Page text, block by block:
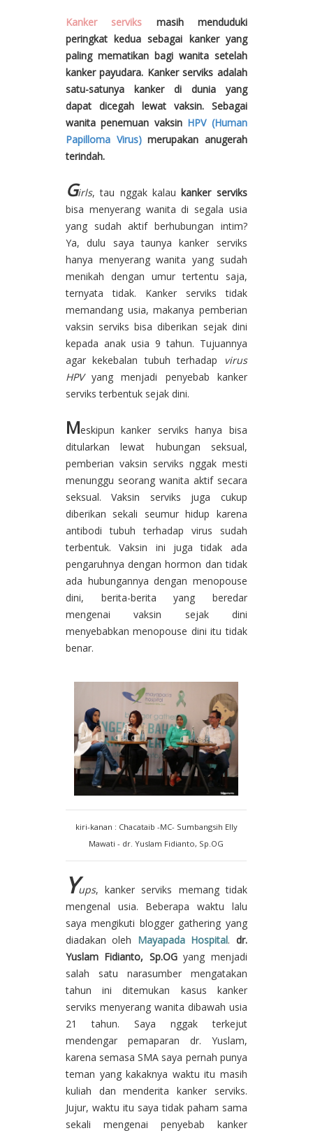
Kanker serviks masih menduduki
peringkat kedua sebagai kanker yang
paling mematikan bagi wanita setelah
kanker payudara. Kanker serviks adalah
satu-satunya kanker di dunia yang
dapat dicegah lewat vaksin. Sebagai
wanita penemuan vaksin HPV (Human
Papilloma Virus)merupakan anugerah
terindah.
Girls, tau nggak kalaukanker serviks
bisa menyerang wanita di segala usia
yang sudah aktif berhubungan intim?
Ya, dulu saya taunya kanker serviks
hanya menyerang wanita yang sudah
menikah dengan umur tertentu saja,
ternyata tidak. Kanker serviks tidak
memandang usia, makanya pemberian
vaksin serviks bisa diberikan sejak dini
kepada anak usia 9 tahun. Tujuannya
agar kekebalan tubuh terhadap
virus
HPVyang menjadi penyebab kanker
serviks terbentuk sejak dini.
Meskipun kanker serviks hanya bisa
ditularkan lewat hubungan seksual,
pemberian vaksin serviks nggak mesti
menunggu seorang wanita aktif secara
seksual. Vaksin serviks juga cukup
diberikan sekali seumur hidup karena
antibodi tubuh terhadap virus sudah
terbentuk. Vaksin ini juga tidak ada
pengaruhnya dengan hormon dan tidak
ada hubungannya dengan menopouse
dini, berita-berita yang beredar
mengenai vaksin sejak dini
menyebabkan menopouse dini itu tidak
benar.
kiri-kanan : Chacataib -MC- Sumbangsih Elly
Mawati - dr. Yuslam Fidianto, Sp.OG
Yups, kanker serviks memang tidak
mengenal usia. Beberapa waktu lalu
saya mengikuti blogger gathering yang
diadakan oleh Mayapada Hospital. dr.
Yuslam Fidianto, Sp.OGyang menjadi
salah satu narasumber mengatakan
tahun ini ditemukan kasus kanker
serviks menyerang wanita dibawah usia
21 tahun. Saya nggak terkejut
mendengar pemaparan dr. Yuslam,
karena semasa SMA saya pernah punya
teman yang kakaknya waktu itu masih
kuliah dan menderita kanker serviks.
Jujur, waktu itu saya tidak paham sama
sekali mengenai penyebab kanker